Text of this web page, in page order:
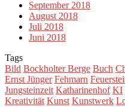
September 2018
August 2018
Juli 2018
Juni 2018
Tags
Bild Bockholter Berge Buch
Ernst Jünger Fehmarn
Jungsteinzeit Katharinenhof KI
Kreativität Kunst Kunstwerk